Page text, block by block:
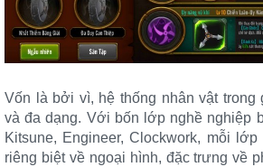
Vốn là bởi vì, hệ thống nhân vật trong
và đa dạng. Với bốn lớp nghề nghiệp
Kitsune, Engineer, Clockwork, mỗi
riêng biệt về ngoại hình, đặc trưng về